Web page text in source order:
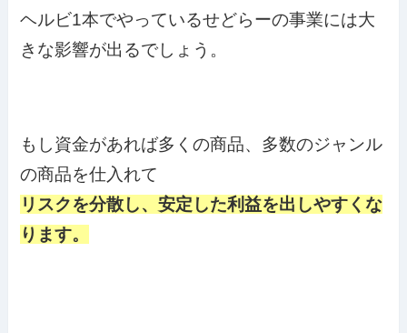
ヘルビ1本でやっているせどらーの事業には大
きな影響が出るでしょう。
もし資金があれば多くの商品、多数のジャンル
の商品を仕入れて
リスクを分散し、安定した利益を出しやすくな
ります。